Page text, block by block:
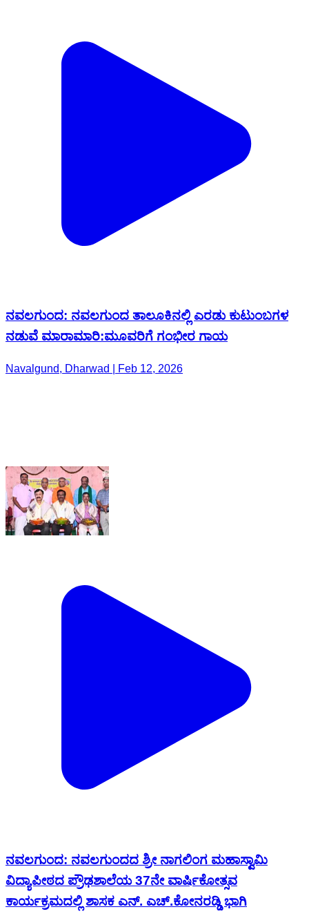
ನವಲಗುಂದ: ನವಲಗುಂದ ತಾಲೂಕಿನಲ್ಲಿ ಎರಡು ಕುಟುಂಬಗಳ
ನಡುವೆ ಮಾರಾಮಾರಿ:ಮೂವರಿಗೆ ಗಂಭೀರ ಗಾಯ
Navalgund, Dharwad | Feb 12, 2026
ನವಲಗುಂದ: ನವಲಗುಂದದ ಶ್ರೀ ನಾಗಲಿಂಗ ಮಹಾಸ್ವಾಮಿ
Navalgund, Dharwad | Feb 11, 2026